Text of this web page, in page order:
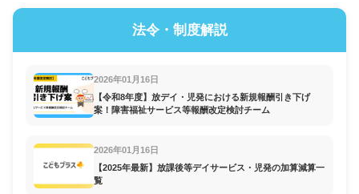
法令・制度解説
2026年01月16日
【令和8年度】放デイ・児発における新規報酬引き下げ
案！障害福祉サービス等報酬改定検討チーム
2026年01月16日
【2025年最新】放課後等デイサービス・児発の加算減算一
覧